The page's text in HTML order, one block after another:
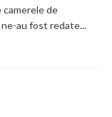
de
au fost redate...